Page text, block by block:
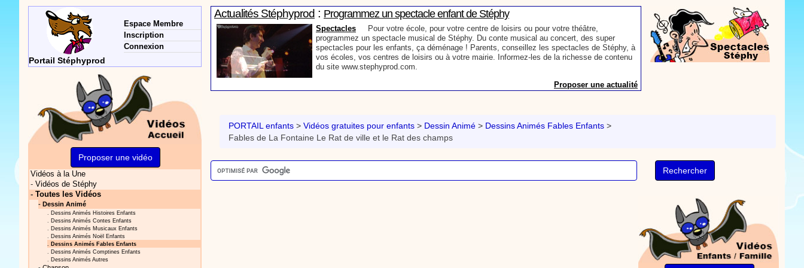
Actualités Stéphyprod : Programmez un spectacle enfant de Stéphy
Spectacles Pour votre école, pour votre centre de loisirs ou pour votre théâtre,
programmez un spectacle musical de Stéphy. Du conte musical au concert, des super
spectacles pour les enfants, ça déménage ! Parents, conseillez les spectacles de Stéphy, à
vos écoles, vos centres de loisirs ou à votre mairie. Informez-les de la richesse de contenu
du site www.stephyprod.com.
Proposer une actualité
histoires à vos enfants, pour les fêtes d’anniversaires, ou pour toute autre animation.
Laissez-vous emporter par la magie des contes, des expressions et des mots pour un
voyage dans l’imaginaire en compagnie de Stéphy.
Vidéos Stéphyprod:Chanson La brosse à dents, dessin animé musical
PORTAIL enfants > Vidéos gratuites pour enfants > Dessin Animé > Dessins Animés Fables Enfants >
Fables de La Fontaine Le Rat de ville et le Rat des champs
Portail Stéphyprod
Espace Membre
Inscription
Connexion
Proposer une vidéo
Vidéos à la Une
- Vidéos de Stéphy
- Toutes les Vidéos
- Dessin Animé
. Dessins Animés Histoires Enfants
. Dessins Animés Contes Enfants
. Dessins Animés Musicaux Enfants
. Dessins Animés Noël Enfants
. Dessins Animés Fables Enfants
. Dessins Animés Comptines Enfants
. Dessins Animés Autres